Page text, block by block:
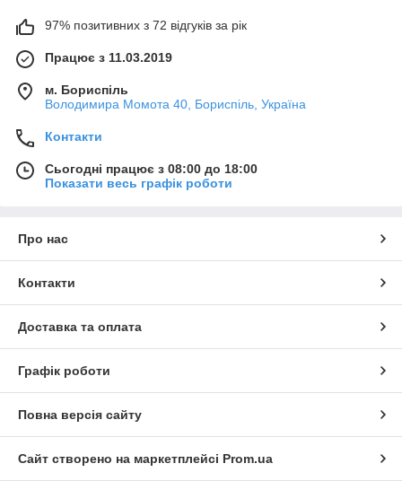
97% позитивних з 72 відгуків за рік
Працює з 11.03.2019
м. Бориспіль
Володимира Момота 40, Бориспіль, Україна
Контакти
Сьогодні працює з 08:00 до 18:00
Показати весь графік роботи
Про нас
Контакти
Доставка та оплата
Графік роботи
Повна версія сайту
Сайт створено на маркетплейсі Prom.ua